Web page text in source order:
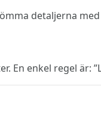
detaljerna
En enkel regel är: